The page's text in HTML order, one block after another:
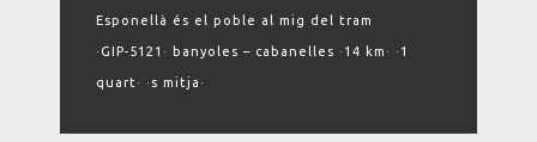
Esponellà és el poble al mig del tram
·GIP-5121· banyoles – cabanelles ·14 km· ·1
quart· ·s mitja·